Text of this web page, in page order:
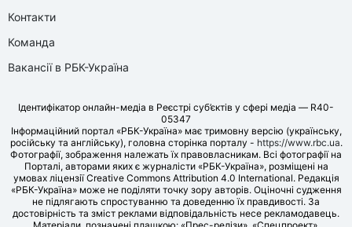
Контакти
Команда
Вакансії в РБК-Україна
Ідентифікатор онлайн-медіа в Реєстрі суб’єктів у сфері медіа — R40-
05347
Інформаційний портал «РБК-Україна» має тримовну версію (українську,
російську та англійську), головна сторінка порталу - https://www.rbc.ua.
Фотографії, зображення належать їх правовласникам. Всі фотографії на
Порталі, авторами яких є журналісти «РБК-Україна», розміщені на
умовах ліцензії Creative Commons Attribution 4.0 International. Редакція
«РБК-Україна» може не поділяти точку зору авторів. Оціночні судження
не підлягають спростуванню та доведенню їх правдивості. За
достовірність та зміст реклами відповідальність несе рекламодавець.